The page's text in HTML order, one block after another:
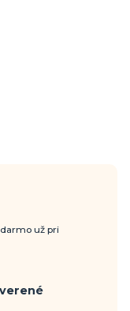
už pri